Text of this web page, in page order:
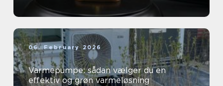
06. February 2026
Varmepumpe: sådan vælger du en
effektiv og grøn varmeløsning